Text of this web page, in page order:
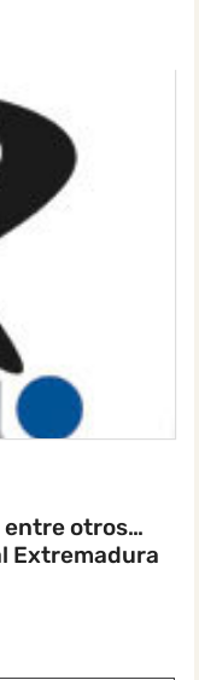
entre otros…
Extremadura